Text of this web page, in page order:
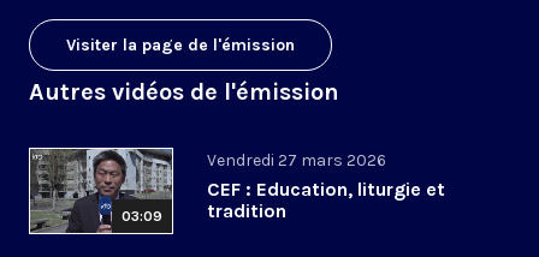
Visiter la page de l'émission
Autres vidéos de l'émission
03:09
Vendredi 27 mars 2026
CEF : Education, liturgie et
tradition